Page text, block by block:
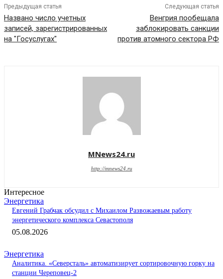
Предыдущая статья
Названо число учетных
записей, зарегистрированных
на "Госуслугах"
Следующая статья
Венгрия пообещала
заблокировать санкции
против атомного сектора РФ
MNews24.ru
http://mnews24.ru
Интересное
Энергетика
Евгений Грабчак обсудил с Михаилом Развожаевым работу
энергетического комплекса Севастополя
05.08.2026
Энергетика
Аналитика. «Северсталь» автоматизирует сортировочную горку на
станции Череповец-2